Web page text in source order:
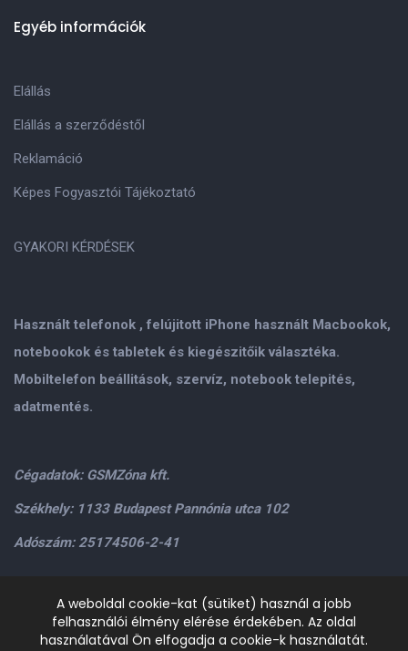
Használt telefonok , felújitott iPhone használt Macbookok,
notebookok és tabletek és kiegészitőik választéka.
Mobiltelefon beállitások, szervíz, notebook telepités,
adatmentés.
Cégadatok: GSMZóna kft.
Székhely: 1133 Budapest Pannónia utca 102
Adószám: 25174506-2-41
Személyes átvétel: GSMZóna kft. 1134.Bp. Váci út 9-15
H-P: 9.00-17.00,Szo: 9.00-13.00+36205534995+36209906363
Egyéb információk
Elállás
Elállás a szerződéstől
Reklamáció
Képes Fogyasztói Tájékoztató
GYAKORI KÉRDÉSEK
A weboldal cookie-kat (sütiket) használ a jobb
felhasználói élmény elérése érdekében. Az oldal
használatával Ön elfogadja a cookie-k használatát.